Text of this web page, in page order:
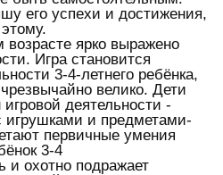
его успехи и достижения,
ярко выражено
Игра становится
3-4-летнего ребёнка,
велико. Дети
игровой деятельности -
и предметами-
первичные умения
3-4
и охотно подражает